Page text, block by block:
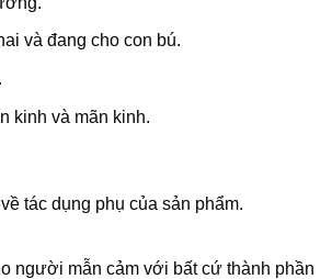
và đang cho con bú.
kinh và mãn kinh.
tác dụng phụ của sản phẩm.
người mẫn cảm với bất cứ thành phần